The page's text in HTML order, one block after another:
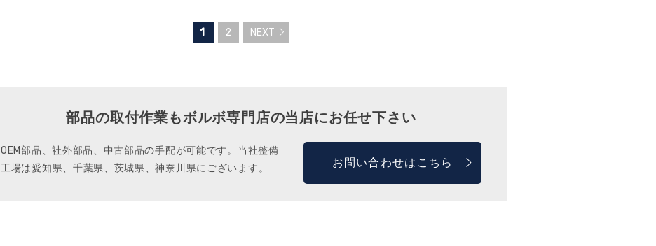
1 2 NEXT
部品の取付作業もボルボ専門店の当店にお任せ下さい
OEM部品、社外部品、中古部品の手配が可能です。当社整備
工場は愛知県、千葉県、茨城県、神奈川県にございます。
お問い合わせはこちら